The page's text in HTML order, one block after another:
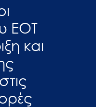
EOT
και